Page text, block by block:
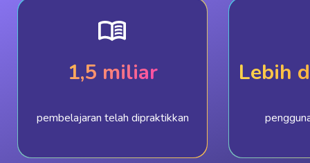
1,5 miliar
pembelajaran telah dipraktikkan
Lebih